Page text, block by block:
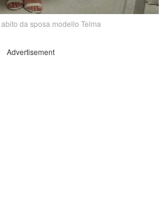
abito da sposa modello Telma
Advertisement